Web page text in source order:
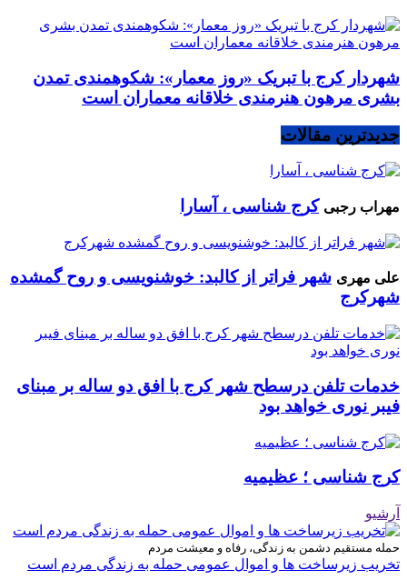
شهردار کرج با تبریک «روز معمار»: شکوهمندی تمدن
بشری مرهون هنرمندی خلاقانه معماران است
جدیدترین مقالات
مهراب رجبی کرج شناسی ، آسارا
علی مهری شهر فراتر از کالبد: خوشنویسی و روح گمشده
شهرکرج
خدمات تلفن درسطح شهر کرج با افق دو ساله بر مبنای
فیبر نوری خواهد بود
کرج شناسی ؛ عظیمیه
آرشیو
حمله مستقیم دشمن به زندگی، رفاه و معیشت مردم
تخریب زیرساخت ها و اموال عمومی حمله به زندگی مردم است